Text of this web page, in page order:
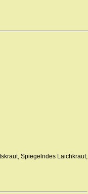
Spiegelndes Laichkraut;